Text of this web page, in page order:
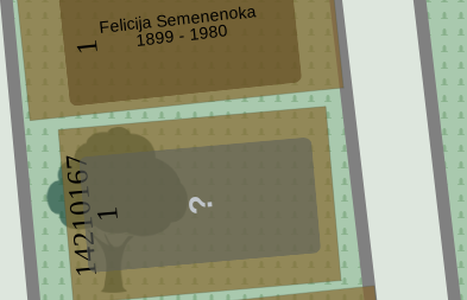
142101671
1
Felicija Semenenoka
1899 - 1980